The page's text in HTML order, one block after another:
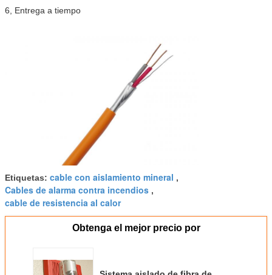
6, Entrega a tiempo
Etiquetas: cable con aislamiento mineral ,
Cables de alarma contra incendios ,
cable de resistencia al calor
Obtenga el mejor precio por